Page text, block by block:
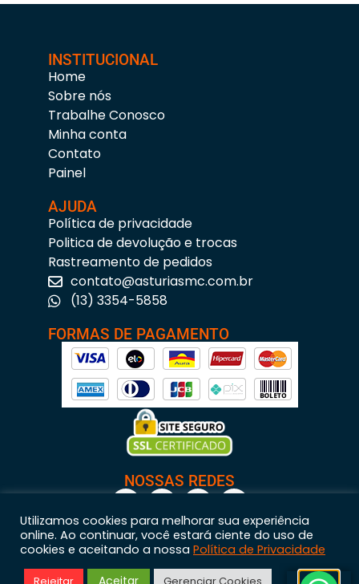
INSTITUCIONAL
Home
Sobre nós
Trabalhe Conosco
Minha conta
Contato
Painel
AJUDA
Política de privacidade
Politica de devolução e trocas
Rastreamento de pedidos
contato@asturiasmc.com.br
(13) 3354-5858
FORMAS DE PAGAMENTO
NOSSAS REDES
Astúrias Materiais para Construção © 2023 – Todos os direitos reservados. | CNPJ:
Utilizamos cookies para melhorar sua experiência
online. Ao continuar, você estará ciente do uso de
cookies e aceitando a nossa Política de Privacidade
Aceitar